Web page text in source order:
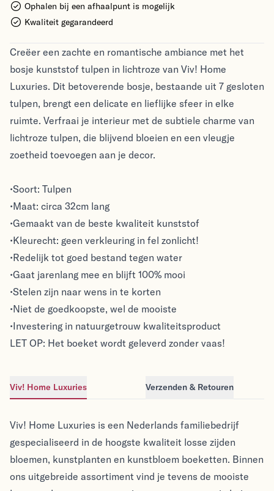
Ophalen bij een afhaalpunt is mogelijk
Kwaliteit gegarandeerd
Creëer een zachte en romantische ambiance met het
bosje kunststof tulpen in lichtroze van Viv! Home
Luxuries. Dit betoverende bosje, bestaande uit 7 gesloten
tulpen, brengt een delicate en lieflijke sfeer in elke
ruimte. Verfraai je interieur met de subtiele charme van
lichtroze tulpen, die blijvend bloeien en een vleugje
zoetheid toevoegen aan je decor.
•Soort: Tulpen
•Maat: circa 32cm lang
•Gemaakt van de beste kwaliteit kunststof
•Kleurecht: geen verkleuring in fel zonlicht!
•Redelijk tot goed bestand tegen water
•Gaat jarenlang mee en blijft 100% mooi
•Stelen zijn naar wens in te korten
•Niet de goedkoopste, wel de mooiste
•Investering in natuurgetrouw kwaliteitsproduct
LET OP: Het boeket wordt geleverd zonder vaas!
Viv! Home Luxuries Verzenden & Retouren
Viv! Home Luxuries
Viv! Home Luxuries
Viv! Home Luxuries is een Nederlands familiebedrijf
gespecialiseerd in de hoogste kwaliteit losse zijden
bloemen, kunstplanten en kunstbloem boeketten. Binnen
ons uitgebreide assortiment vind je tevens de mooiste